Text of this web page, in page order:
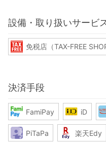
設備・取り扱いサービ
免税店（TAX-FREE
決済手段
FamiPay iD
PiTaPa 楽天Edy